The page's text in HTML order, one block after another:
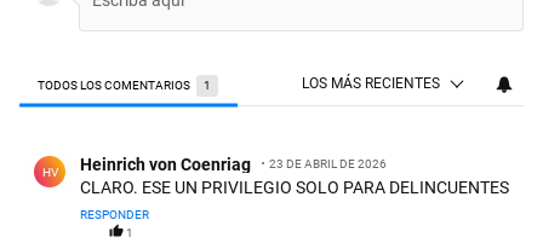
TODOS LOS COMENTARIOS 1 LOS MÁS RECIENTES
HV Heinrich von Coenriag 23 DE ABRIL DE 2026
CLARO. ESE UN PRIVILEGIO SOLO PARA DELINCUENTES
RESPONDER
1